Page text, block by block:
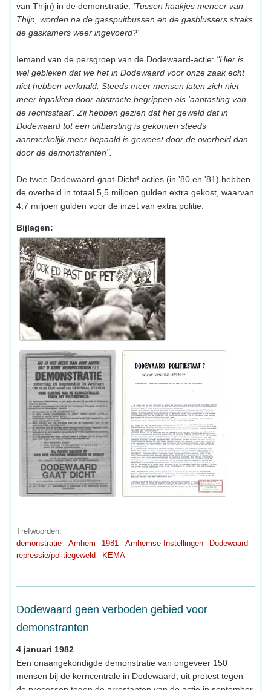
van Thijn) in de demonstratie: 'Tussen haakjes meneer van
Thijn, worden na de gasspuitbussen en de gasblussers straks
de gaskamers weer ingevoerd?'
Iemand van de persgroep van de Dodewaard-actie: "Hier is
wel gebleken dat we het in Dodewaard voor onze zaak echt
niet hebben verknald. Steeds meer mensen laten zich niet
meer inpakken door abstracte begrippen als 'aantasting van
de rechtsstaat'. Zij hebben gezien dat het geweld dat in
Dodewaard tot een uitbarsting is gekomen steeds
aanmerkelijk meer bepaald is geweest door de overheid dan
door de demonstranten".
De twee Dodewaard-gaat-Dicht! acties (in '80 en '81) hebben
de overheid in totaal 5,5 miljoen gulden extra gekost, waarvan
4,7 miljoen gulden voor de inzet van extra politie.
Bijlagen:
Trefwoorden:
demonstratie
Arnhem 1981 Arnhemse Instellingen
Dodewaard
repressie/politiegeweld
KEMA
Dodewaard geen verboden gebied voor
demonstranten
4 januari 1982
Een onaangekondigde demonstratie van ongeveer 150
mensen bij de kerncentrale in Dodewaard, uit protest tegen